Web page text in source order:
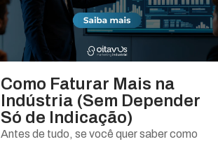
Como Faturar Mais na
Indústria (Sem Depender
Só de Indicação)
Antes de tudo, se você quer saber como